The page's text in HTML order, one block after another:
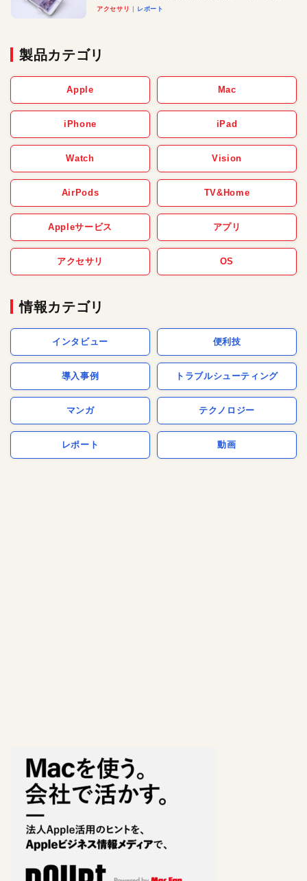
べる楽しさも
アクセサリ レポート
製品カテゴリ
Apple Mac
iPhone iPad
Watch Vision
AirPods TV&Home
Appleサービス アプリ
アクセサリ OS
情報カテゴリ
インタビュー 便利技
導入事例 トラブルシューティング
マンガ テクノロジー
レポート 動画